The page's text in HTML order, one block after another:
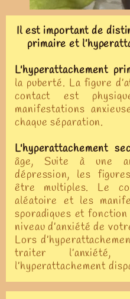
Il est important de
primaire et
L'hyperattachement
la puberté. La figure
contact est
manifestations
chaque séparation.
L'hyperattachement
âge, Suite à une
dépression, les
être multiples. Le
aléatoire et les
sporadiques et
niveau d’anxiété de
Lors
traiter
l’hyperattachement